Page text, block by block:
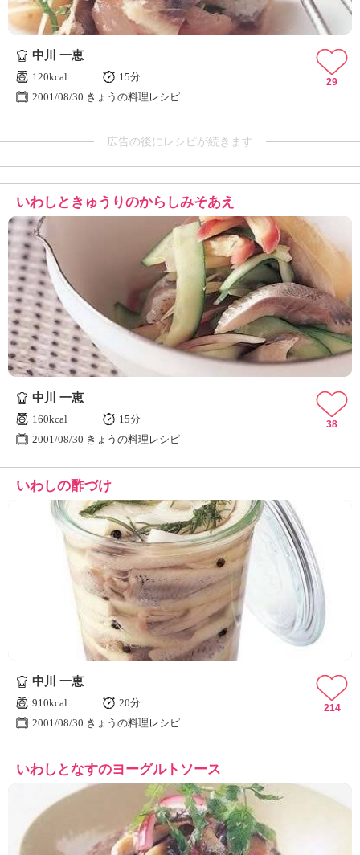
中川 一恵
120kcal
15分
2001/08/30 きょうの料理レシピ
29
広告の後にレシピが続きます
いわしときゅうりのからしみそあえ
中川 一恵
160kcal
15分
2001/08/30 きょうの料理レシピ
38
いわしの酢づけ
中川 一恵
910kcal
20分
2001/08/30 きょうの料理レシピ
214
いわしとなすのヨーグルトソース